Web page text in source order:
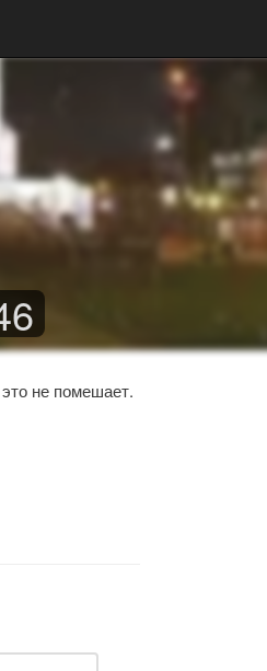
не помешает.